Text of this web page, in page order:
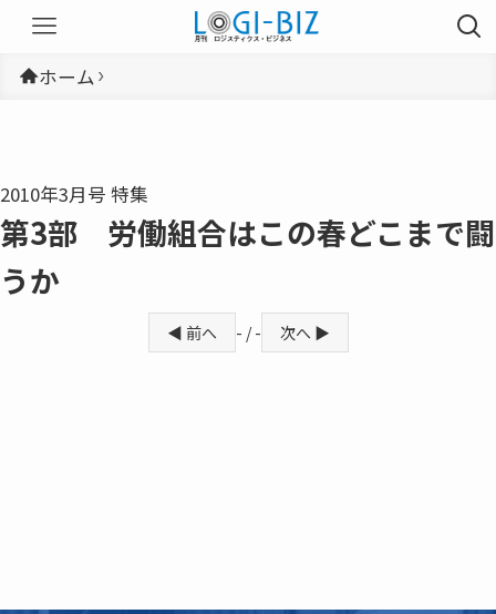
ホーム
2010年3月号 特集
第3部 労働組合はこの春どこまで闘
うか
◀ 前へ - / - 次へ ▶